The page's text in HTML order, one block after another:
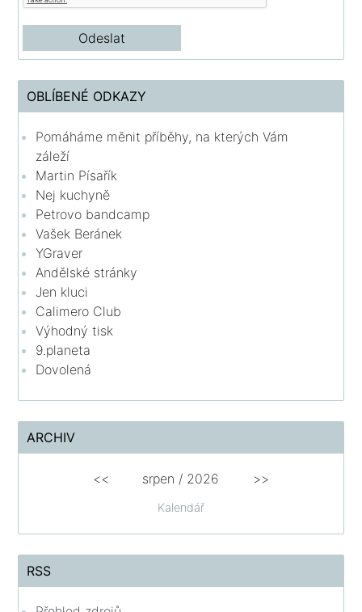
OBLÍBENÉ ODKAZY
Pomáháme měnit příběhy, na kterých Vám
záleží
Martin Písařík
Nej kuchyně
Petrovo bandcamp
Vašek Beránek
YGraver
Andělské stránky
Jen kluci
Calimero Club
Výhodný tisk
9.planeta
Dovolená
ARCHIV
Kalendář
<< srpen / 2026 >>
RSS